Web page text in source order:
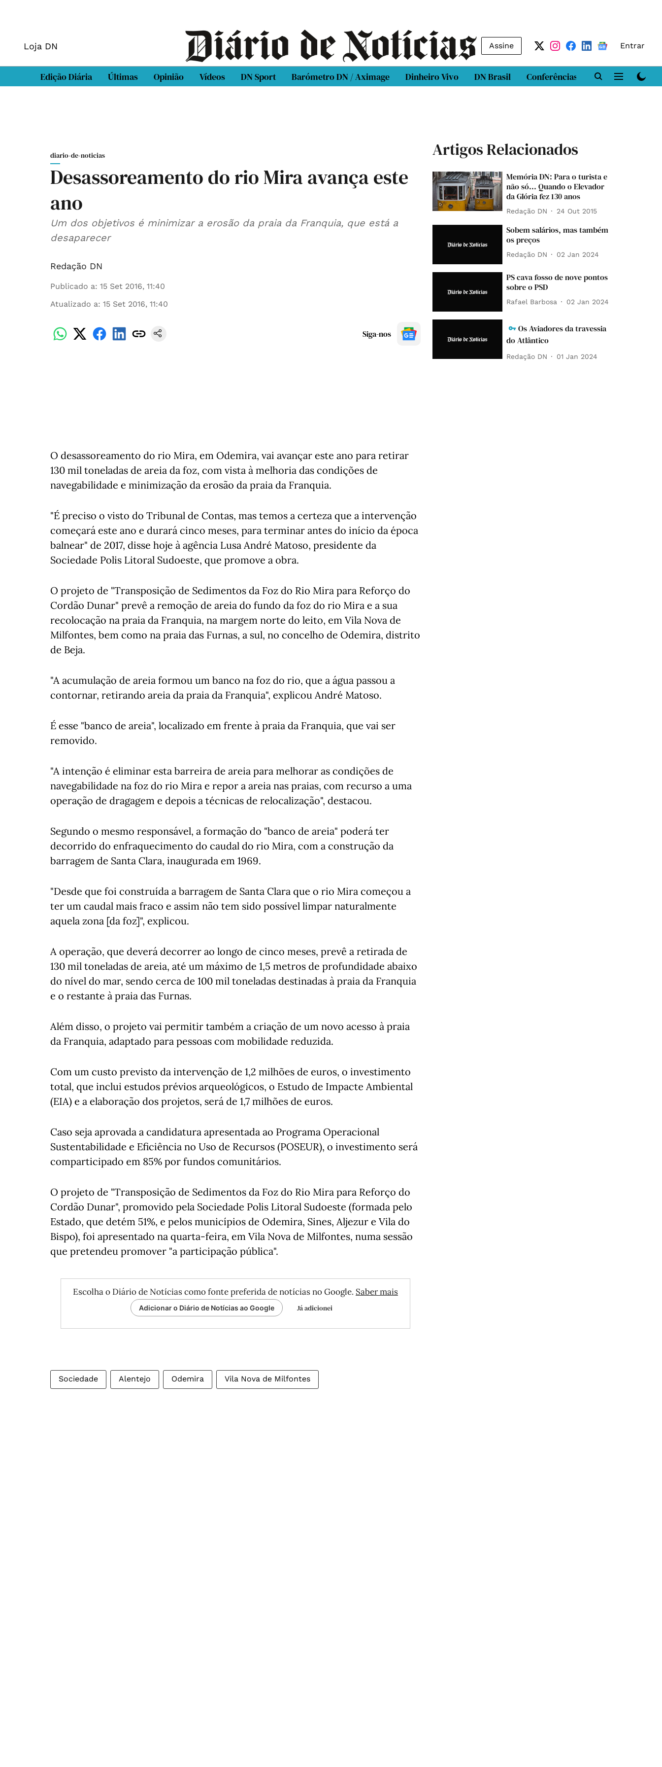
Loja DN Assine Entrar
Edição Diária Últimas Opinião Vídeos DN Sport Barómetro DN / Aximage Dinheiro Vivo DN Brasil Conferências DN LAB
diario-de-noticias
Desassoreamento do rio Mira avança este
ano
Um dos objetivos é minimizar a erosão da praia da Franquia, que está a
desaparecer
Redação DN
Publicado a: 15 Set 2016, 11:40
Atualizado a: 15 Set 2016, 11:40
Siga-nos
O desassoreamento do rio Mira, em Odemira, vai avançar este ano para retirar
130 mil toneladas de areia da foz, com vista à melhoria das condições de
navegabilidade e minimização da erosão da praia da Franquia.
"É preciso o visto do Tribunal de Contas, mas temos a certeza que a intervenção
começará este ano e durará cinco meses, para terminar antes do início da época
balnear" de 2017, disse hoje à agência Lusa André Matoso, presidente da
Sociedade Polis Litoral Sudoeste, que promove a obra.
O projeto de "Transposição de Sedimentos da Foz do Rio Mira para Reforço do
Cordão Dunar" prevê a remoção de areia do fundo da foz do rio Mira e a sua
recolocação na praia da Franquia, na margem norte do leito, em Vila Nova de
Milfontes, bem como na praia das Furnas, a sul, no concelho de Odemira, distrito
de Beja.
"A acumulação de areia formou um banco na foz do rio, que a água passou a
contornar, retirando areia da praia da Franquia", explicou André Matoso.
É esse "banco de areia", localizado em frente à praia da Franquia, que vai ser
removido.
"A intenção é eliminar esta barreira de areia para melhorar as condições de
navegabilidade na foz do rio Mira e repor a areia nas praias, com recurso a uma
operação de dragagem e depois a técnicas de relocalização", destacou.
Segundo o mesmo responsável, a formação do "banco de areia" poderá ter
decorrido do enfraquecimento do caudal do rio Mira, com a construção da
barragem de Santa Clara, inaugurada em 1969.
"Desde que foi construída a barragem de Santa Clara que o rio Mira começou a
ter um caudal mais fraco e assim não tem sido possível limpar naturalmente
aquela zona [da foz]", explicou.
A operação, que deverá decorrer ao longo de cinco meses, prevê a retirada de
130 mil toneladas de areia, até um máximo de 1,5 metros de profundidade abaixo
do nível do mar, sendo cerca de 100 mil toneladas destinadas à praia da Franquia
e o restante à praia das Furnas.
Além disso, o projeto vai permitir também a criação de um novo acesso à praia
da Franquia, adaptado para pessoas com mobilidade reduzida.
Com um custo previsto da intervenção de 1,2 milhões de euros, o investimento
total, que inclui estudos prévios arqueológicos, o Estudo de Impacte Ambiental
(EIA) e a elaboração dos projetos, será de 1,7 milhões de euros.
Caso seja aprovada a candidatura apresentada ao Programa Operacional
Sustentabilidade e Eficiência no Uso de Recursos (POSEUR), o investimento será
comparticipado em 85% por fundos comunitários.
O projeto de "Transposição de Sedimentos da Foz do Rio Mira para Reforço do
Cordão Dunar", promovido pela Sociedade Polis Litoral Sudoeste (formada pelo
Estado, que detém 51%, e pelos municípios de Odemira, Sines, Aljezur e Vila do
Bispo), foi apresentado na quarta-feira, em Vila Nova de Milfontes, numa sessão
que pretendeu promover "a participação pública".
Escolha o Diário de Notícias como fonte preferida de notícias no Google. Saber mais
Adicionar o Diário de Notícias ao Google Já adicionei
Sociedade Alentejo Odemira Vila Nova de Milfontes
Artigos Relacionados
Memória DN: Para o turista e
não só... Quando o Elevador
da Glória fez 130 anos
Redação DN 24 Out 2015
Sobem salários, mas também
os preços
Redação DN 02 Jan 2024
PS cava fosso de nove pontos
sobre o PSD
Rafael Barbosa 02 Jan 2024
Os Aviadores da travessia
do Atlântico
Redação DN 01 Jan 2024